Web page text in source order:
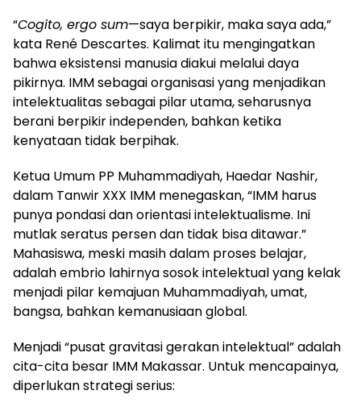
“Cogito, ergo sum—saya berpikir, maka saya ada,”
kata René Descartes. Kalimat itu mengingatkan
bahwa eksistensi manusia diakui melalui daya
pikirnya. IMM sebagai organisasi yang menjadikan
intelektualitas sebagai pilar utama, seharusnya
berani berpikir independen, bahkan ketika
kenyataan tidak berpihak.
Ketua Umum PP Muhammadiyah, Haedar Nashir,
dalam Tanwir XXX IMM menegaskan, “IMM harus
punya pondasi dan orientasi intelektualisme. Ini
mutlak seratus persen dan tidak bisa ditawar.”
Mahasiswa, meski masih dalam proses belajar,
adalah embrio lahirnya sosok intelektual yang kelak
menjadi pilar kemajuan Muhammadiyah, umat,
bangsa, bahkan kemanusiaan global.
Menjadi “pusat gravitasi gerakan intelektual” adalah
cita-cita besar IMM Makassar. Untuk mencapainya,
diperlukan strategi serius: